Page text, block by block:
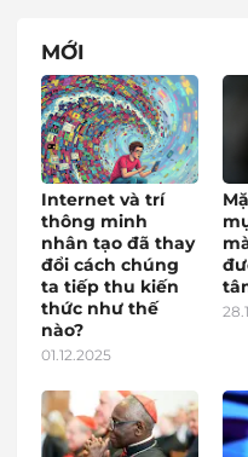
MỚI
Internet và trí
thông minh
nhân tạo đã thay
đổi cách chúng
ta tiếp thu kiến
thức như thế
nào?
01.12.2025